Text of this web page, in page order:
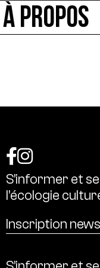
À PROPOS
S’informer et se
l’écologie